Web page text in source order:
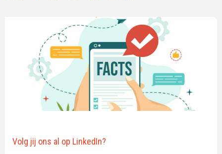
Volg jij ons al op LinkedIn?